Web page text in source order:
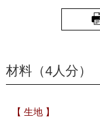
材料（4人分）
【 生地 】